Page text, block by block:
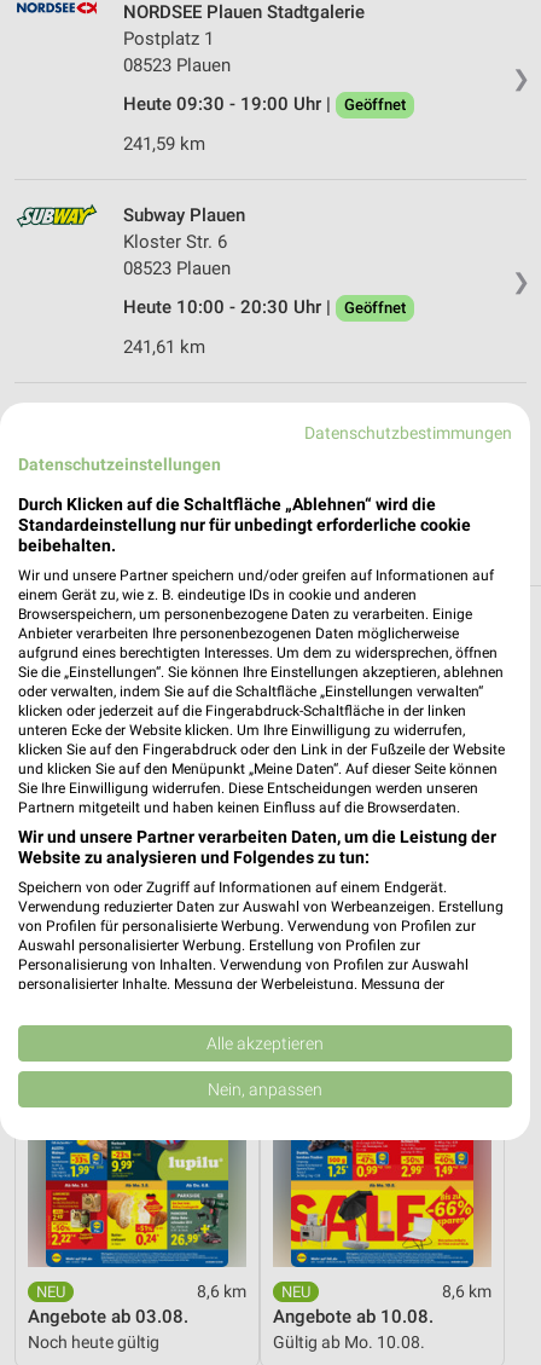
❯
NORDSEE Plauen Stadtgalerie
Postplatz 1
08523 Plauen
Heute 09:30 - 19:00 Uhr |
Geöffnet
241,59 km
❯
Subway Plauen
Kloster Str. 6
08523 Plauen
Heute 10:00 - 20:30 Uhr |
Geöffnet
241,61 km
08527 Plauen
Heute 09:00 - 22:00 Uhr | Geöffnet
Filialen zum Thema Restaurant in
Remptendorf
In der Kategorie Restaurant findest Du aktuelle Filialen und
Öffnungszeiten von z.B. McDonald´s in der Umgebung vom
Remptendorf.
Aktuelle Prospekte für Remptendorf und
Umgebung
15 Prospekte
Lidl
8,6 km
Angebote ab 03.08.
Noch heute gültig
Lidl
8,6 km
Angebote ab 10.08.
Gültig ab Mo. 10.08.
Datenschutzbestimmungen
Datenschutzeinstellungen
Durch Klicken auf die Schaltfläche „Ablehnen“ wird die
Standardeinstellung nur für unbedingt erforderliche cookie
beibehalten.
Wir und unsere Partner speichern und/oder greifen auf Informationen auf
einem Gerät zu, wie z. B. eindeutige IDs in cookie und anderen
Browserspeichern, um personenbezogene Daten zu verarbeiten. Einige
Anbieter verarbeiten Ihre personenbezogenen Daten möglicherweise
aufgrund eines berechtigten Interesses. Um dem zu widersprechen, öffnen
Sie die „Einstellungen“. Sie können Ihre Einstellungen akzeptieren, ablehnen
oder verwalten, indem Sie auf die Schaltfläche „Einstellungen verwalten“
klicken oder jederzeit auf die Fingerabdruck-Schaltfläche in der linken
unteren Ecke der Website klicken. Um Ihre Einwilligung zu widerrufen,
klicken Sie auf den Fingerabdruck oder den Link in der Fußzeile der Website
und klicken Sie auf den Menüpunkt „Meine Daten“. Auf dieser Seite können
Sie Ihre Einwilligung widerrufen. Diese Entscheidungen werden unseren
Partnern mitgeteilt und haben keinen Einfluss auf die Browserdaten.
Wir und unsere Partner verarbeiten Daten, um die Leistung der
Website zu analysieren und Folgendes zu tun:
Speichern von oder Zugriff auf Informationen auf einem Endgerät.
Verwendung reduzierter Daten zur Auswahl von Werbeanzeigen. Erstellung
von Profilen für personalisierte Werbung. Verwendung von Profilen zur
Auswahl personalisierter Werbung. Erstellung von Profilen zur
Personalisierung von Inhalten. Verwendung von Profilen zur Auswahl
personalisierter Inhalte. Messung der Werbeleistung. Messung der
Kombinationen von Daten aus verschiedenen Quellen. Entwicklung und
Verbesserung der Angebote. Verwendung reduzierter Daten zur Auswahl
von Inhalten.
Daten können außerhalb der Europäischen Union weitergegeben und in die
Website/App.
Partnerliste anzeigen (1 IAB-Anbieter)
Wir nutzen Ihre Daten für folgende Zwecke:
IAB-Verarbeitungszwecke:
auf einem Endgerät
Verwendung reduzierter Daten zur Auswahl von
Alle akzeptieren
Nein, anpassen